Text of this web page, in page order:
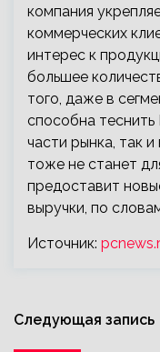
компания
коммерческих
интерес к
большее
того, даже в
способна теснить
части рынка, так
тоже не станет
предоставит
выручки, по
Источник:
Следующая запись